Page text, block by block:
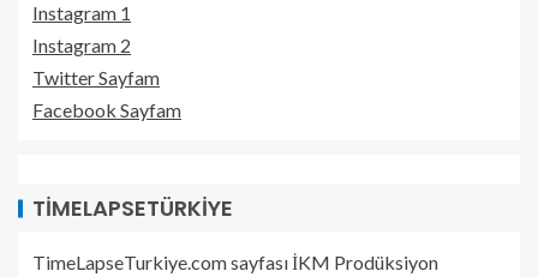
Instagram 1
Instagram 2
Twitter Sayfam
Facebook Sayfam
TIMELAPSETÜRKIYE
TimeLapseTurkiye.com sayfası İKM Prodüksiyon